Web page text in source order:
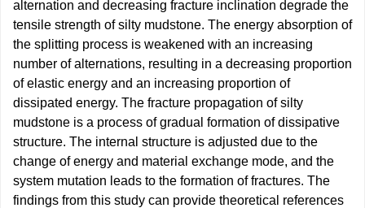
alternation and decreasing fracture inclination degrade the
tensile strength of silty mudstone. The energy absorption of
the splitting process is weakened with an increasing
number of alternations, resulting in a decreasing proportion
of elastic energy and an increasing proportion of
dissipated energy. The fracture propagation of silty
mudstone is a process of gradual formation of dissipative
structure. The internal structure is adjusted due to the
change of energy and material exchange mode, and the
system mutation leads to the formation of fractures. The
findings from this study can provide theoretical references